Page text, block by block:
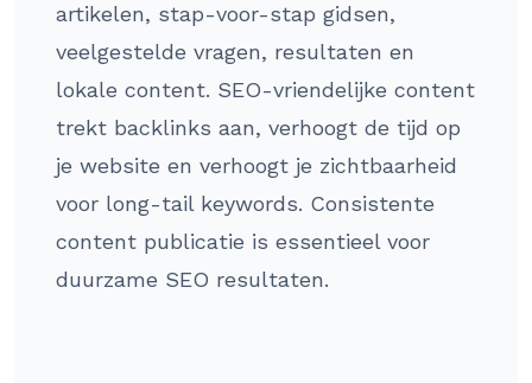
artikelen, stap-voor-stap gidsen,
veelgestelde vragen, resultaten en
lokale content. SEO-vriendelijke content
trekt backlinks aan, verhoogt de tijd op
je website en verhoogt je zichtbaarheid
voor long-tail keywords. Consistente
content publicatie is essentieel voor
duurzame SEO resultaten.